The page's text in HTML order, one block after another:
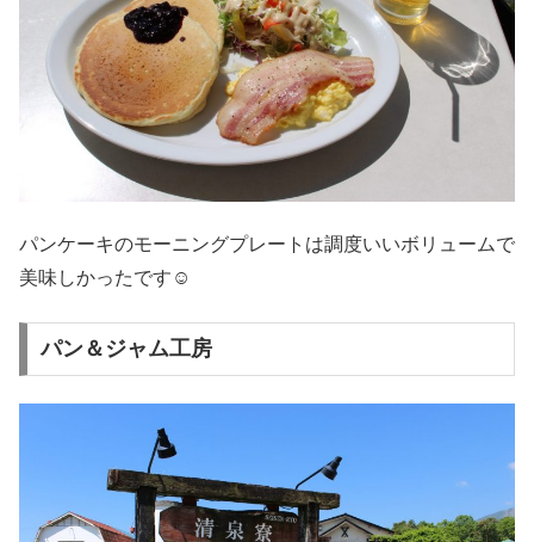
パンケーキのモーニングプレートは調度いいボリュームで
美味しかったです☺
パン＆ジャム工房